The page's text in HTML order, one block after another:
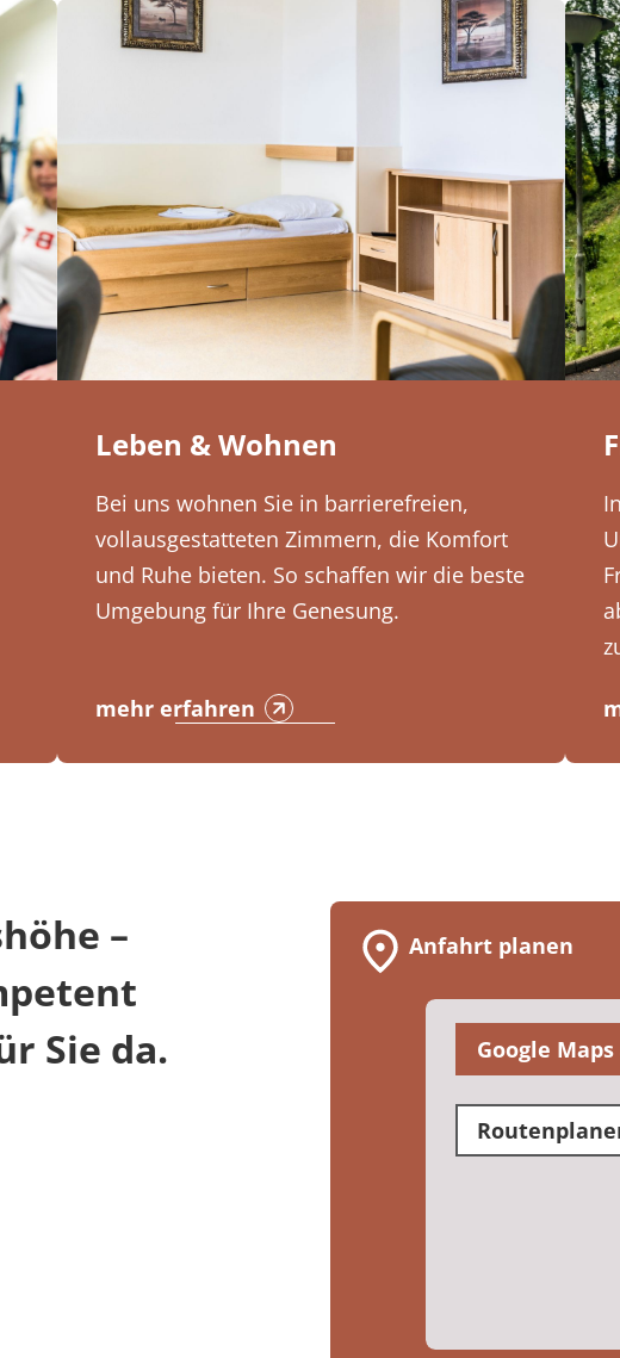
Leben & Wohnen
Bei uns wohnen Sie in barrierefreien,
vollausgestatteten Zimmern, die Komfort
und Ruhe bieten. So schaffen wir die beste
Umgebung für Ihre Genesung.
mehr erfahren
–
Sie da.
Anfahrt planen
Google